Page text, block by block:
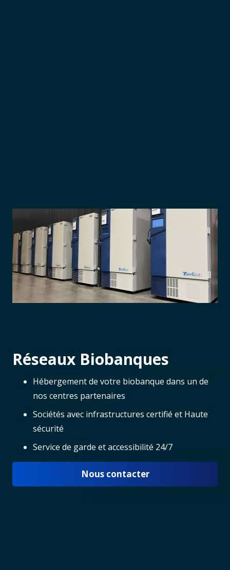
Réseaux Biobanques
Hébergement de votre biobanque dans un de
nos centres partenaires
Sociétés avec infrastructures certifié et Haute
sécurité
Service de garde et accessibilité 24/7
Nous contacter